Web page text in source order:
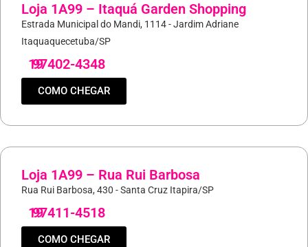
Loja 1A99 – Itaquá Garden Shopping
Estrada Municipal do Mandi, 1114 - Jardim Adriane
Itaquaquecetuba/SP
19
97402-4348
COMO CHEGAR
Loja 1A99 – Rua Rui Barbosa
Rua Rui Barbosa, 430 - Santa Cruz Itapira/SP
19
97411-4518
COMO CHEGAR